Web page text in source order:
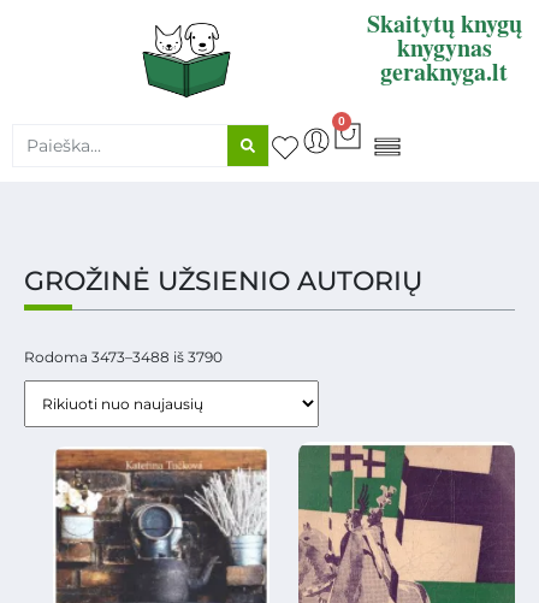
Skaitytų knygų
knygynas
geraknyga.lt
0
GROŽINĖ UŽSIENIO AUTORIŲ
Rodoma 3473–3488 iš 3790